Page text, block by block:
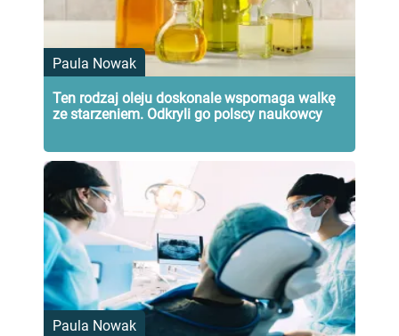
Paula Nowak
Ten rodzaj oleju doskonale wspomaga walkę
ze starzeniem. Odkryli go polscy naukowcy
Paula Nowak